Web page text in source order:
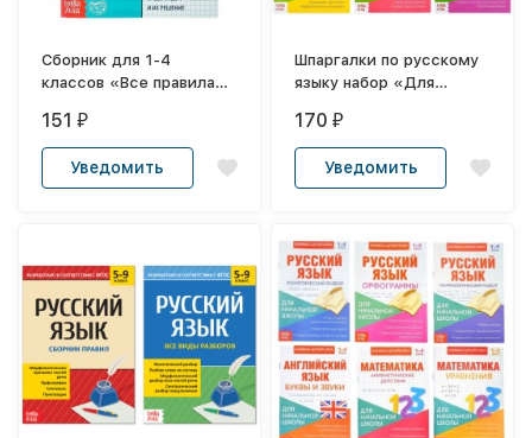
Сборник для 1-4
классов «Все правила
151₽
Уведомить
Шпаргалки по русскому
языку набор «Для
170₽
Уведомить